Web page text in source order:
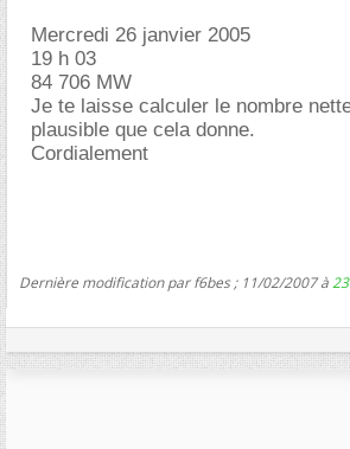
Mercredi 26 janvier 2005
19 h 03
84 706 MW
Je te laisse calculer le nombre
plausible que cela donne.
Cordialement
Dernière modification par f6bes ; 11/02/2007 à